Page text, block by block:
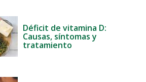
Déficit de vitamina D:
Causas, síntomas y
tratamiento